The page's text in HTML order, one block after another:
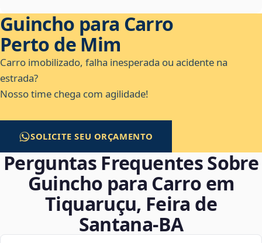
Guincho para Carro
Perto de Mim
Carro imobilizado, falha inesperada ou acidente na
estrada?
Nosso time chega com agilidade!
SOLICITE SEU ORÇAMENTO
Perguntas Frequentes Sobre
Guincho para Carro em
Tiquaruçu, Feira de
Santana‑BA